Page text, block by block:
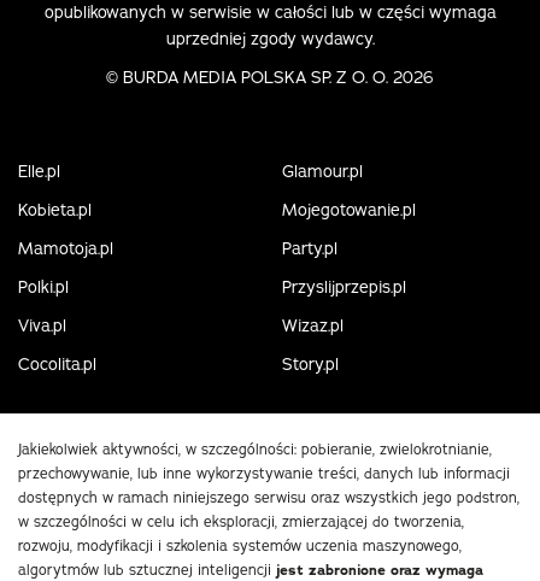
opublikowanych w serwisie w całości lub w części wymaga
uprzedniej zgody wydawcy.
© BURDA MEDIA POLSKA SP. Z O. O. 2026
Elle.pl
Glamour.pl
Kobieta.pl
Mojegotowanie.pl
Mamotoja.pl
Party.pl
Polki.pl
Przyslijprzepis.pl
Viva.pl
Wizaz.pl
Cocolita.pl
Story.pl
Jakiekolwiek aktywności, w szczególności: pobieranie, zwielokrotnianie,
przechowywanie, lub inne wykorzystywanie treści, danych lub informacji
dostępnych w ramach niniejszego serwisu oraz wszystkich jego podstron,
w szczególności w celu ich eksploracji, zmierzającej do tworzenia,
rozwoju, modyfikacji i szkolenia systemów uczenia maszynowego,
algorytmów lub sztucznej inteligencji jest zabronione oraz wymaga